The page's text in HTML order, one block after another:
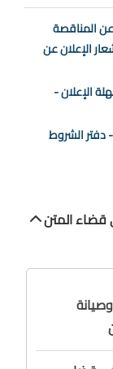
المناقصة
الإعلان عن
الإعلان -
دفتر الشروط
وصيانة